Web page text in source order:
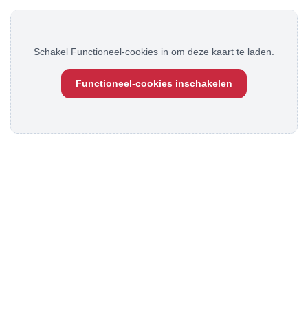
Schakel Functioneel-cookies in om deze kaart te laden.
Functioneel-cookies inschakelen